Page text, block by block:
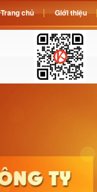
Trang chủ Giới thiệu